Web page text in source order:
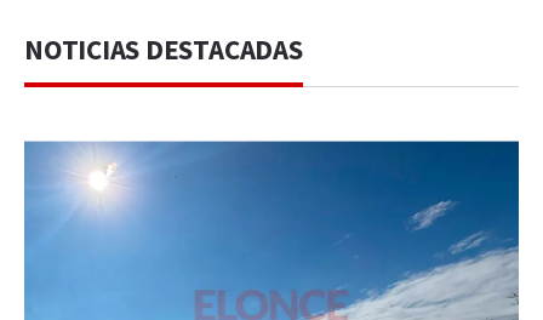
NOTICIAS DESTACADAS